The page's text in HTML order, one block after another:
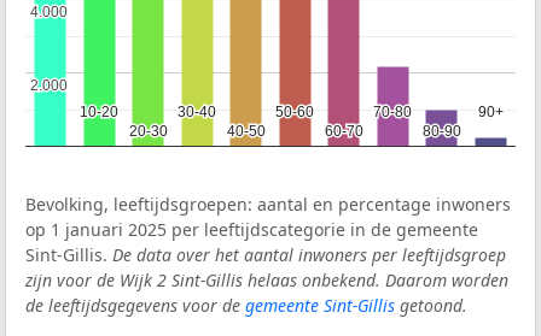
10-20
10-20
20-30
20-30
30-40
30-40
40-50
40-50
50-60
50-60
60-70
60-70
70-80
70-80
80-90
80-90
90+
90+
2.000
2.000
4.000
4.000
Bevolking, leeftijdsgroepen: aantal en percentage inwoners
op 1 januari 2025 per leeftijdscategorie in de gemeente
Sint-Gillis. De data over het aantal inwoners per leeftijdsgroep
zijn voor de Wijk 2 Sint-Gillis helaas onbekend. Daarom worden
de leeftijdsgegevens voor de gemeente Sint-Gillis getoond.